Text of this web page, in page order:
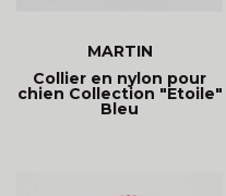
MARTIN
Collier en nylon pour
chien Collection "Etoile"
Bleu